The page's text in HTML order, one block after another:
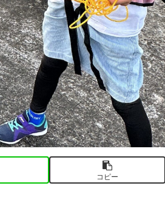
コピー